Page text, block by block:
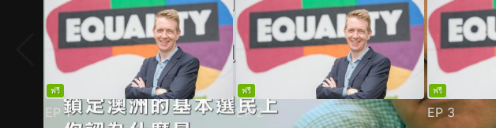
ฟรี
EP1
ฟรี
EP2
ฟรี
EP 3